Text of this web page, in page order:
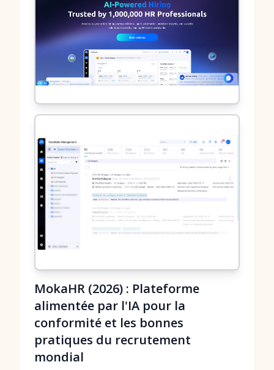
MokaHR (2026) : Plateforme
alimentée par l'IA pour la
conformité et les bonnes
pratiques du recrutement
mondial